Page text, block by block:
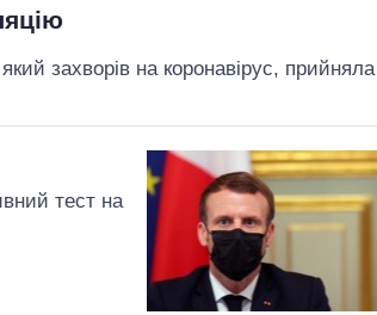
захворів на коронавірус, прийняла
тест на